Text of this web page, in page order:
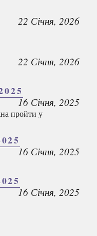
22 Січня, 2026
22 Січня, 2026
16 Січня, 2025
пройти у
16 Січня, 2025
16 Січня, 2025